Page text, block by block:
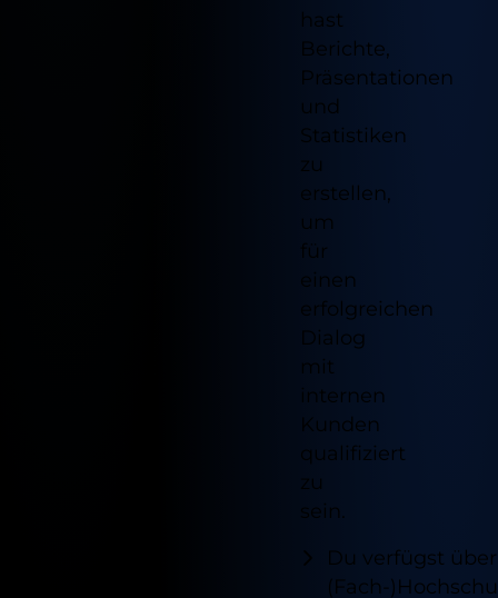
hast
Berichte,
Präsentationen
und
Statistiken
zu
erstellen,
um
für
einen
erfolgreichen
Dialog
mit
internen
Kunden
qualifiziert
zu
sein.
Du verfügst
(Fach-